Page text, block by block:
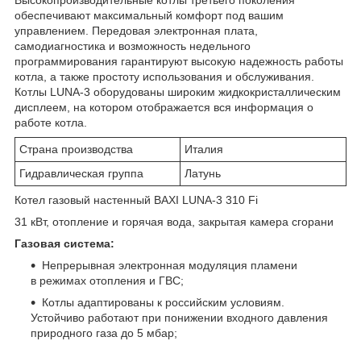
обеспечивают максимальный комфорт под вашим
управлением. Передовая электронная плата,
самодиагностика и возможность недельного
программирования гарантируют высокую надежность работы
котла, а также простоту использования и обслуживания.
Котлы LUNA-3 оборудованы широким жидкокристаллическим
дисплеем, на котором отображается вся информация о
работе котла.
Страна производства
Италия
Гидравлическая группа
Латунь
Котел газовый настенный BAXI LUNA-3 310 Fi
31 кВт, отопление и горячая вода, закрытая камера сгорани
Газовая система:
Непрерывная электронная модуляция пламени
в режимах отопления и ГВС;
Котлы адаптированы к российским условиям.
Устойчиво работают при понижении входного давления
природного газа до 5 мбар;